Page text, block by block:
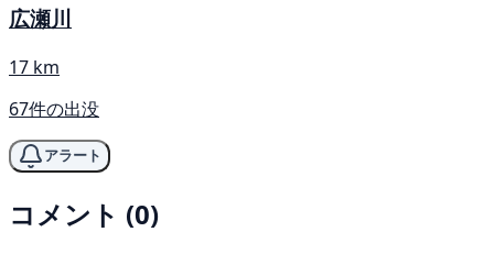
広瀬川
17 km
67件の出没
アラート
コメント (0)